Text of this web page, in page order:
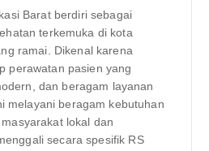
Barat berdiri sebagai
terkemuka di kota
ramai. Dikenal karena
perawatan pasien yang
dan beragam layanan
melayani beragam kebutuhan
lokal dan
secara spesifik RS